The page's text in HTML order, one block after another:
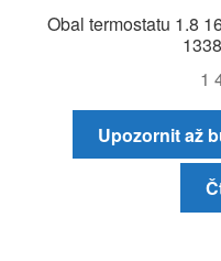
Obal termostatu 1.8
1
Upozornit až